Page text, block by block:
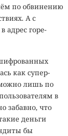
по обвинению
А с
адрес горе-
как супер-
лишь по
в
забавно, что
деньги
бы